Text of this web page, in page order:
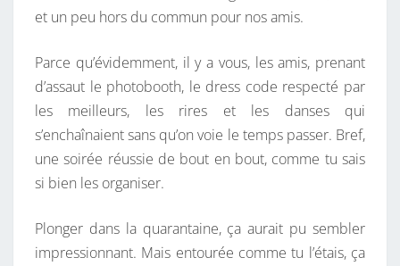
0
N
S
et un peu hors du commun pour nos amis.
Parce qu’évidemment, il y a vous, les amis, prenant
d’assaut le photobooth, le dress code respecté par
les meilleurs, les rires et les danses qui
s’enchaînaient sans qu’on voie le temps passer. Bref,
une soirée réussie de bout en bout, comme tu sais
si bien les organiser.
Plonger dans la quarantaine, ça aurait pu sembler
impressionnant. Mais entourée comme tu l’étais, ça